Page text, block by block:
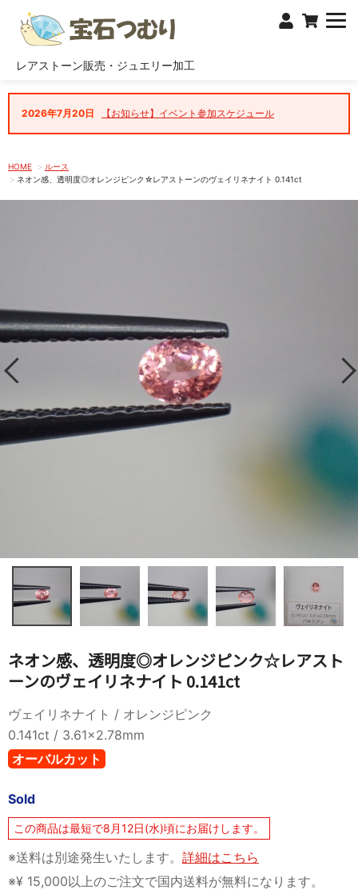
レアストーン販売・ジュエリー加工
2026年7月20日 【お知らせ】イベント参加スケジュール
HOME
ルース
ネオン感、透明度◎オレンジピンク☆レアストーンのヴェイリネナイト 0.141ct
ネオン感、透明度◎オレンジピンク☆レアスト
ーンのヴェイリネナイト 0.141ct
ヴェイリネナイト / オレンジピンク
0.141ct / 3.61x2.78mm
オーバルカット
Sold
この商品は最短で8月12日(水)頃にお届けします。
※送料は別途発生いたします。 詳細はこちら
※¥ 15,000以上のご注文で国内送料が無料になります。